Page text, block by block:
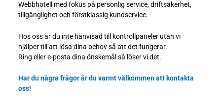
Webbhotell med fokus på personlig service, driftsäkerhet,
tillgänglighet och förstklassig kundservice.
Hos oss är du inte hänvisad till kontrollpaneler utan vi
hjälper till att lösa dina behov så att det fungerar.
Ring eller e-posta dina önskemål så löser vi det.
Har du några frågor är du varmt välkommen att kontakta
oss!